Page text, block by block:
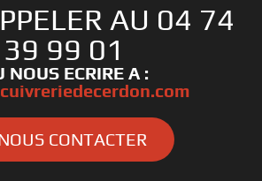
AU 04 74
39 99 01
OU NOUS ECRIRE A :
CONTACTER